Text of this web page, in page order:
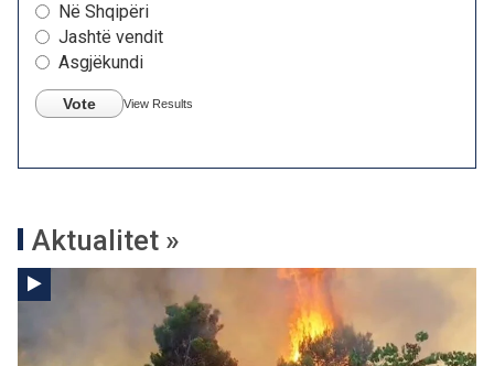
Në Shqipëri
Jashtë vendit
Asgjëkundi
Vote View Results
Aktualitet »